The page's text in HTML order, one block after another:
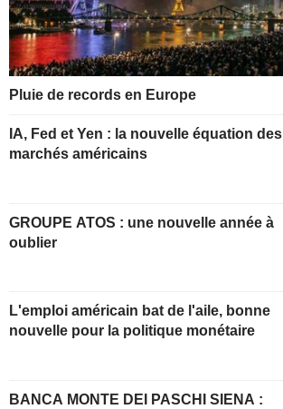
Pluie de records en Europe
IA, Fed et Yen : la nouvelle équation des
marchés américains
GROUPE ATOS : une nouvelle année à
oublier
L'emploi américain bat de l'aile, bonne
nouvelle pour la politique monétaire
BANCA MONTE DEI PASCHI SIENA :